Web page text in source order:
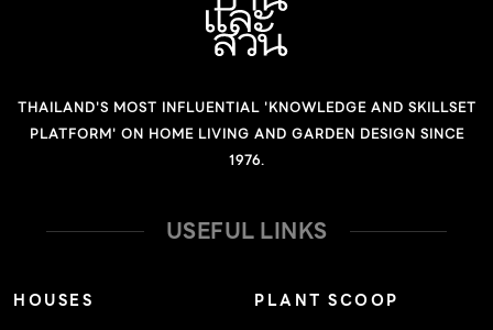
สวนตรงนี้เป็นตำแหน่งต่อไปจากส่วนด้านหน้า จากนั้นเราก็
เริ่มปลูกต้นไม้และขุดสระตามรูปทรงที่อยากได้ การออกแบบ
อะไรบ้าง เมื่อเราวางแผนแล้วว่าจะสร้างอาคารตรงนี้ ก็ต้อง
วางตำแหน่งถนนทางเข้าออกที่เชื่อมต่อพื้นที่ทุกส่วนไว้ด้วย
ต้องใช้ร่วมกับสวนด้านหน้า หากวันหนึ่งในอนาคตนี่ไม่ใช่ร้าน
THAILAND'S MOST INFLUENTIAL 'KNOWLEDGE AND SKILLSET
PLATFORM' ON HOME LIVING AND GARDEN DESIGN SINCE
1976.
USEFUL LINKS
HOUSES
PLANT SCOOP